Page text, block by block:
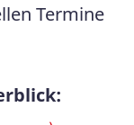
Termine